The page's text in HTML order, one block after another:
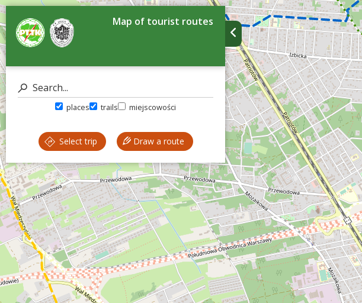
Map of tourist routes
places trails miejscowości
Select trip Draw a route